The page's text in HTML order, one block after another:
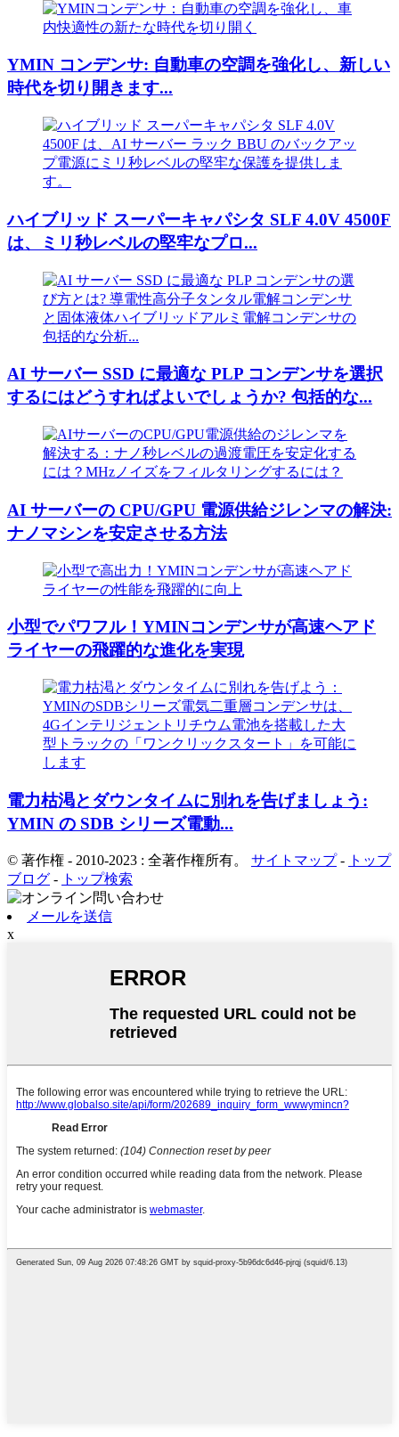
YMIN コンデンサ: 自動車の空調を強化し、新しい
時代を切り開きます...
ハイブリッド スーパーキャパシタ SLF 4.0V 4500F
は、ミリ秒レベルの堅牢なプロ...
AI サーバー SSD に最適な PLP コンデンサを選択
するにはどうすればよいでしょうか? 包括的な...
AI サーバーの CPU/GPU 電源供給ジレンマの解決:
ナノマシンを安定させる方法
小型でパワフル！YMINコンデンサが高速ヘアド
ライヤーの飛躍的な進化を実現
電力枯渇とダウンタイムに別れを告げましょう:
YMIN の SDB シリーズ電動...
© 著作権 - 2010-2023 : 全著作権所有。 サイトマップ- トップ
ブログ - トップ検索
メールを送信
x